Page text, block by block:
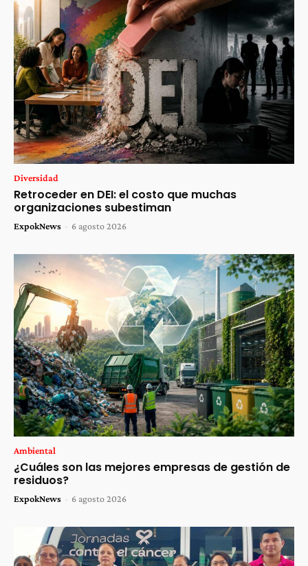
Diversidad
Retroceder en DEI: el costo que muchas
organizaciones subestiman
ExpokNews - 6 agosto 2026
Ambiental
¿Cuáles son las mejores empresas de gestión de
residuos?
ExpokNews - 6 agosto 2026